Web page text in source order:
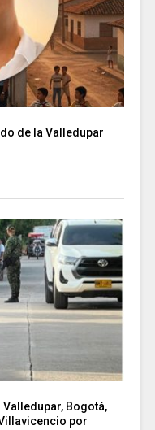
de la Valledupar
Bogotá,
por